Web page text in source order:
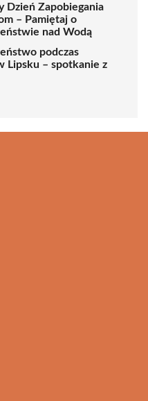
Dzień Zapobiegania
– Pamiętaj o
nad Wodą
podczas
Lipsku – spotkanie z